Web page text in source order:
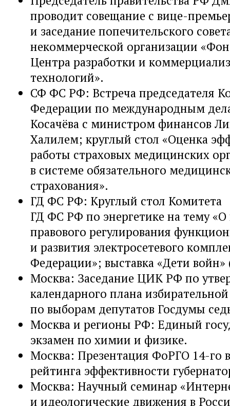
проводит совещание с вице-
и заседание попечительского
некоммерческой организации
Центра разработки и
технологий».
СФ ФС РФ: Встреча председателя
Федерации по международным
Косачёва с министром финансов
Халилем; круглый стол «Оценка
работы страховых медицинских
в системе обязательного
страхования».
ГД ФС РФ: Круглый стол Комитета
ГД ФС РФ по энергетике на тему «О
правового регулирования
и развития электросетевого
Федерации»; выставка «Дети войн»
Москва: Заседание ЦИК РФ по
календарного плана
по выборам депутатов Госдумы
Москва и регионы РФ: Единый
экзамен по химии и физике.
Москва: Презентация ФоРГО 14-го
рейтинга эффективности
Москва: Научный семинар
и идеологические движения в